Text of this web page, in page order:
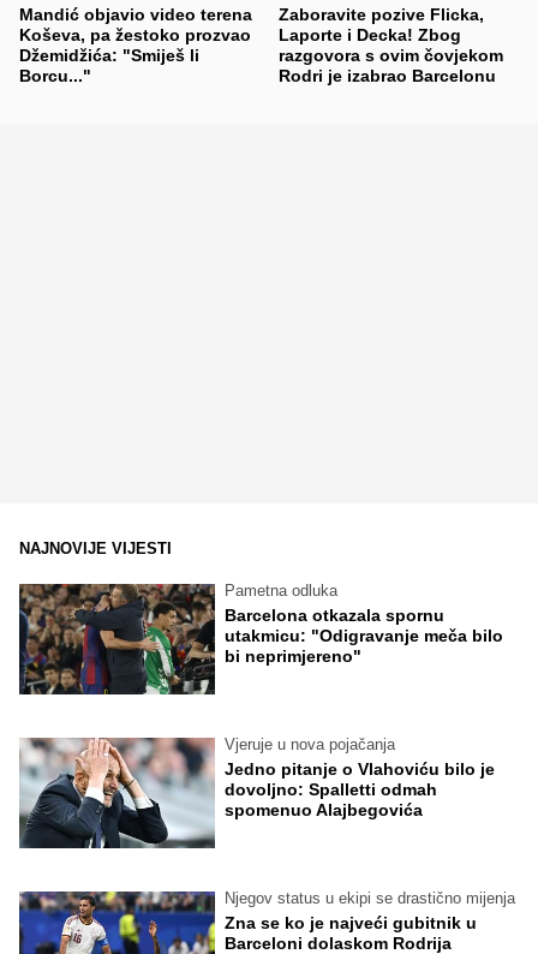
Mandić objavio video terena
Koševa, pa žestoko prozvao
Džemidžića: "Smiješ li
Borcu..."
Zaboravite pozive Flicka,
Laporte i Decka! Zbog
razgovora s ovim čovjekom
Rodri je izabrao Barcelonu
NAJNOVIJE VIJESTI
Pametna odluka
Barcelona otkazala spornu
utakmicu: "Odigravanje meča bilo
bi neprimjereno"
Vjeruje u nova pojačanja
Jedno pitanje o Vlahoviću bilo je
dovoljno: Spalletti odmah
spomenuo Alajbegovića
Njegov status u ekipi se drastično mijenja
Zna se ko je najveći gubitnik u
Barceloni dolaskom Rodrija